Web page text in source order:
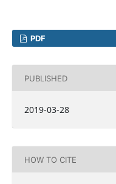
PDF
PUBLISHED
2019-03-28
HOW TO CITE